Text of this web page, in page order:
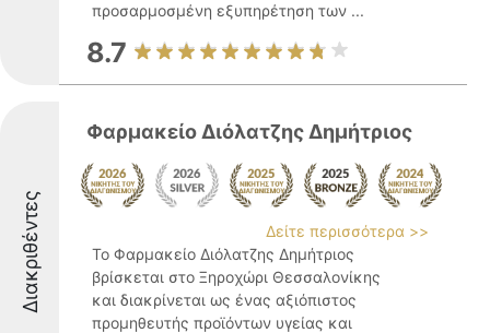
προσαρμοσμένη εξυπηρέτηση των ...
8.7
Διακριθέντες
Φαρμακείο Διόλατζης Δημήτριος
Δείτε περισσότερα >>
Το Φαρμακείο Διόλατζης Δημήτριος
βρίσκεται στο Ξηροχώρι Θεσσαλονίκης
και διακρίνεται ως ένας αξιόπιστος
προμηθευτής προϊόντων υγείας και